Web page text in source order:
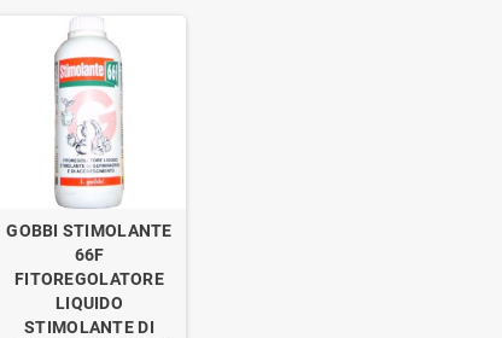
GOBBI STIMOLANTE
66F
FITOREGOLATORE
LIQUIDO
STIMOLANTE DI